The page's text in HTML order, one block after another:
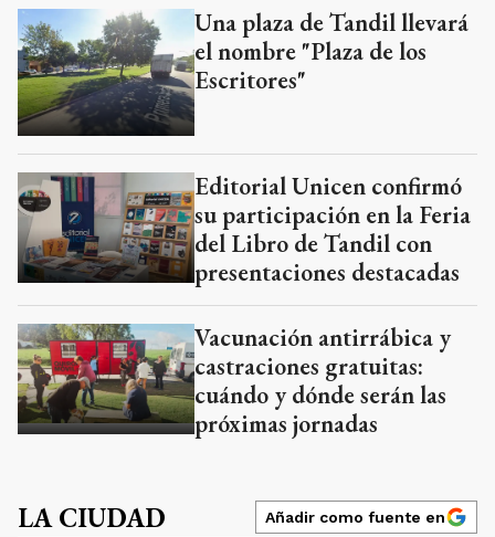
Una plaza de Tandil llevará
el nombre "Plaza de los
Escritores"
Editorial Unicen confirmó
su participación en la Feria
del Libro de Tandil con
presentaciones destacadas
Vacunación antirrábica y
castraciones gratuitas:
cuándo y dónde serán las
próximas jornadas
LA CIUDAD Añadir como fuente en